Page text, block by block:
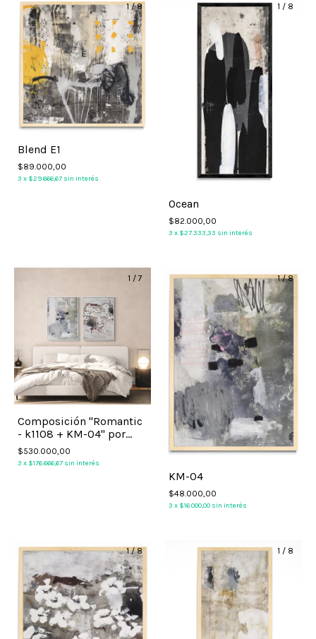
1/8
Blend E1
$89.000,00
3 x $29.666,67 sin interés
1 / 8
Ocean
$82.000,00
3 x $27.333,33 sin interés
1 /7
Composición "Romantic
- k1108 + KM-04" por
Gaby Perez
$530.000,00
3 x $176.666,67 sin interés
1/8
KM-04
$48.000,00
3 x $16.000,00 sin interés
1/8 1 / 8